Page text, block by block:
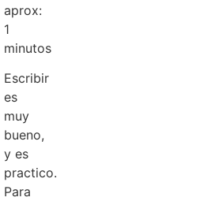
aprox:
1
minutos
Escribir
es
muy
bueno,
y es
practico.
Para